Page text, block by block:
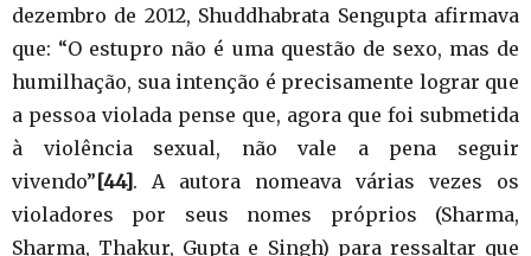
dezembro de 2012, Shuddhabrata Sengupta afirmava
que: “O estupro não é uma questão de sexo, mas de
humilhação, sua intenção é precisamente lograr que
a pessoa violada pense que, agora que foi submetida
à violência sexual, não vale a pena seguir
vivendo”[44]. A autora nomeava várias vezes os
violadores por seus nomes próprios (Sharma,
Sharma, Thakur, Gupta e Singh) para ressaltar que